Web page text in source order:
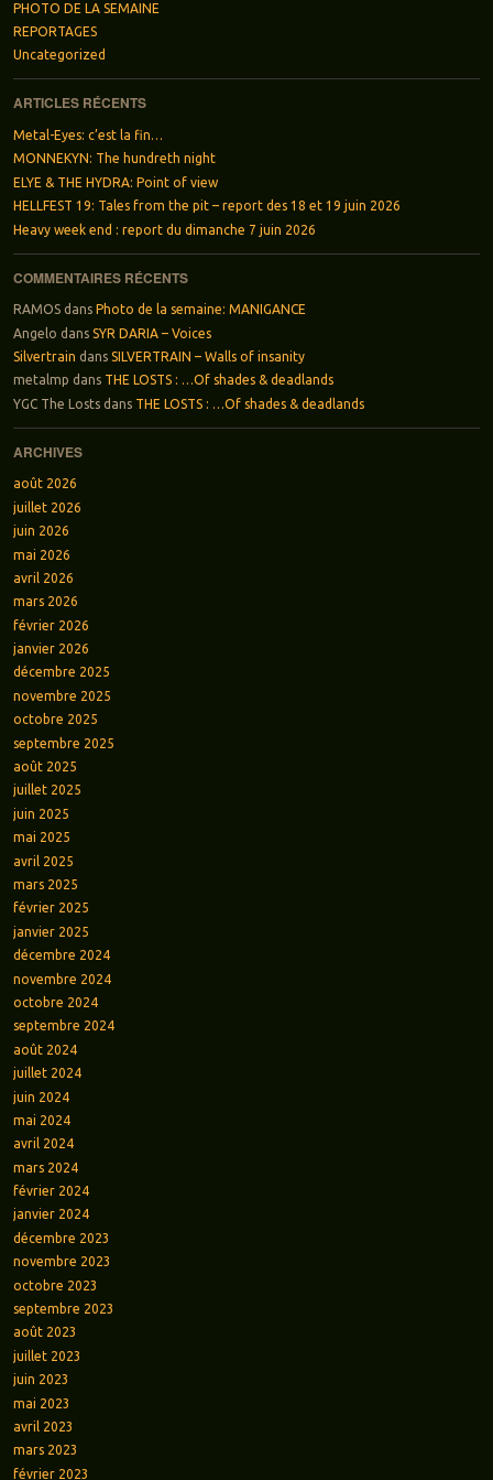
PHOTO DE LA SEMAINE
REPORTAGES
Uncategorized
ARTICLES RÉCENTS
Metal-Eyes: c’est la fin…
MONNEKYN: The hundreth night
ELYE & THE HYDRA: Point of view
HELLFEST 19: Tales from the pit – report des 18 et 19 juin 2026
Heavy week end : report du dimanche 7 juin 2026
COMMENTAIRES RÉCENTS
RAMOSdans Photo de la semaine: MANIGANCE
Angelo dans SYR DARIA – Voices
Silvertrain dans SILVERTRAIN – Walls of insanity
metalmp dans THE LOSTS : …Of shades & deadlands
YGC The Lostsdans THE LOSTS : …Of shades & deadlands
ARCHIVES
août 2026
juillet 2026
juin 2026
mai 2026
avril 2026
mars 2026
février 2026
janvier 2026
décembre 2025
novembre 2025
octobre 2025
septembre 2025
août 2025
juillet 2025
juin 2025
mai 2025
avril 2025
mars 2025
février 2025
janvier 2025
décembre 2024
novembre 2024
octobre 2024
septembre 2024
août 2024
juillet 2024
juin 2024
mai 2024
avril 2024
mars 2024
février 2024
janvier 2024
décembre 2023
novembre 2023
octobre 2023
septembre 2023
août 2023
juillet 2023
juin 2023
mai 2023
avril 2023
mars 2023
février 2023